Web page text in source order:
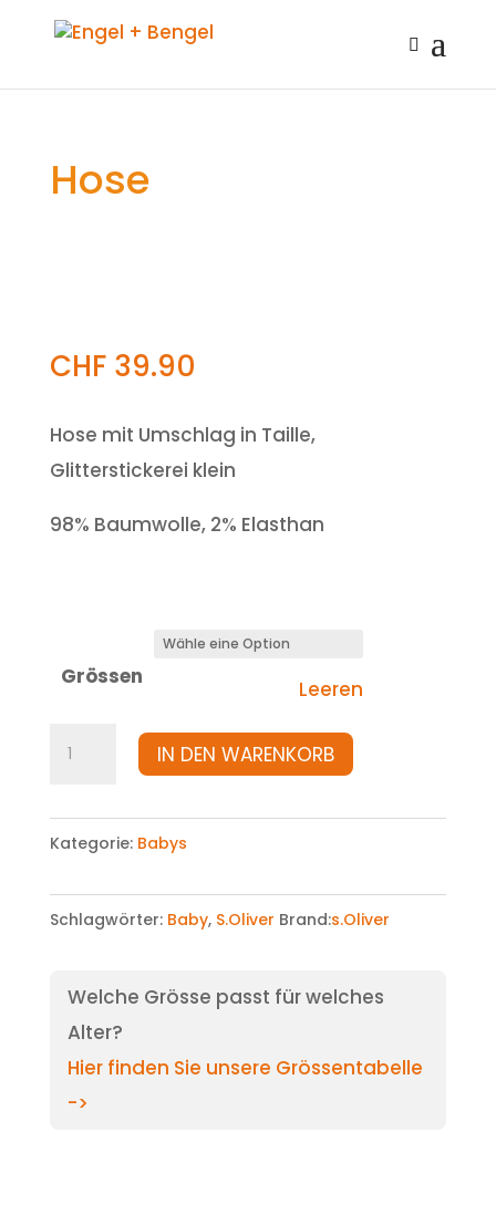
Hose
CHF39.90
Hose mit Umschlag in Taille,
Glitterstickerei klein
98% Baumwolle, 2% Elasthan
Grössen
Leeren
Hose
IN DEN WARENKORB
Kategorie: Babys
Schlagwörter: Baby, S.Oliver Brand:s.Oliver
Welche Grösse passt für welches
Alter?
Hier finden Sie unsere Grössentabelle
->